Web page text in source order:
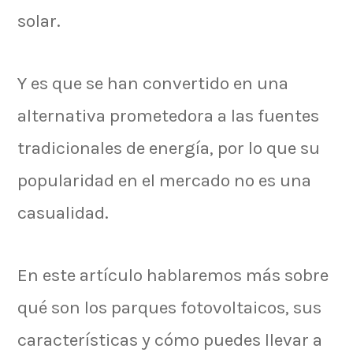
solar.
Y es que se han convertido en una
alternativa prometedora a las fuentes
tradicionales de energía, por lo que su
popularidad en el mercado no es una
casualidad.
En este artículo hablaremos más sobre
qué son los parques fotovoltaicos, sus
características y cómo puedes llevar a